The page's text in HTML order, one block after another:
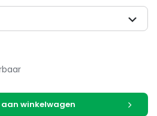
winkelwagen